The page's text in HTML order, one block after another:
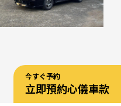
今すぐ予約
立即預約心儀車款